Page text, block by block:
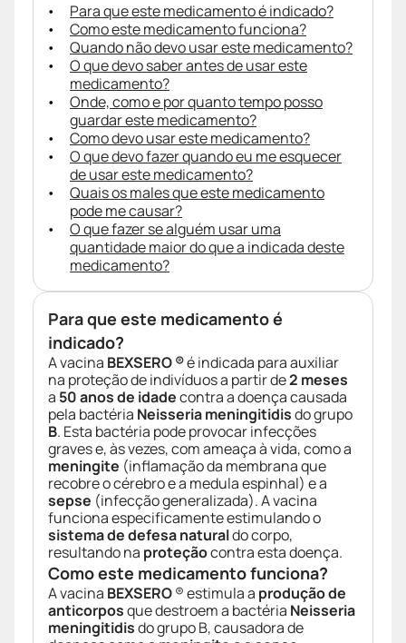
Para que este medicamento é indicado?
Como este medicamento funciona?
Quando não devo usar este medicamento?
O que devo saber antes de usar este
medicamento?
Onde, como e por quanto tempo posso
guardar este medicamento?
Como devo usar este medicamento?
O que devo fazer quando eu me esquecer
de usar este medicamento?
Quais os males que este medicamento
pode me causar?
O que fazer se alguém usar uma
quantidade maior do que a indicada deste
medicamento?
Para que este medicamento é
indicado?
A vacina BEXSERO ®é indicada para auxiliar
na proteção de indivíduos a partir de2 meses
a 50 anos de idadecontra a doença causada
pela bactéria Neisseria meningitidisdo grupo
B. Esta bactéria pode provocar infecções
graves e, às vezes, com ameaça à vida, como a
meningite (inflamação da membrana que
recobre o cérebro e a medula espinhal) e a
sepse (infecção generalizada). A vacina
funciona especificamente estimulando o
sistema de defesa naturaldo corpo,
resultando na proteçãocontra esta doença.
Como este medicamento funciona?
A vacina BEXSERO® estimula a produção de
anticorposque destroem a bactéria Neisseria
meningitidisdo grupo B, causadora de